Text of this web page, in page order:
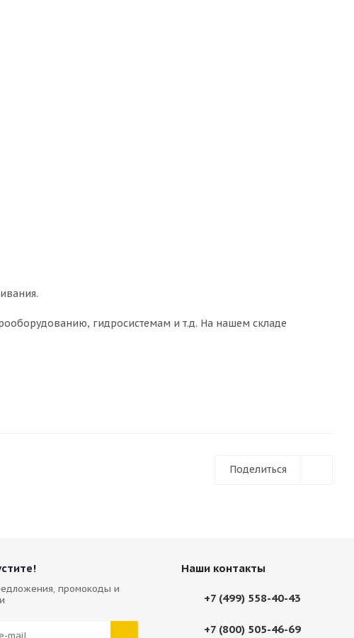
гидросистемам и т.д. На нашем складе
Поделиться
промокоды и
Наши контакты
+7 (499) 558-40-43
+7 (800) 505-46-69